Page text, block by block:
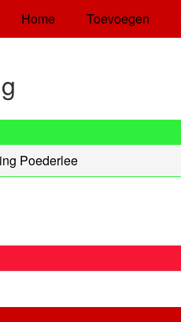
Home Toevoegen
Poederlee